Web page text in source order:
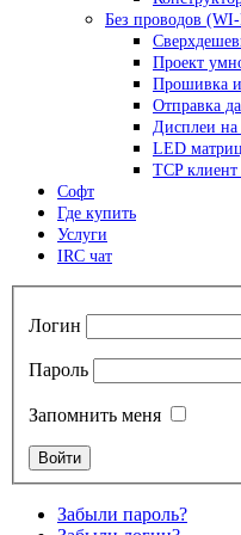
Без проводов
Проект
Прошивка и
Отправка
Дисплеи на
LED
TCP
Софт
Где купить
Услуги
IRC чат
Логин
Пароль
Запомнить меня
Забыли пароль?